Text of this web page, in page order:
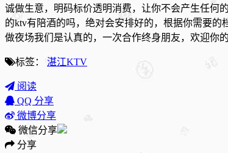
诚做生意，明码标价透明消费，让你不会产生任何
的ktv有陪酒的吗，绝对会安排好的，根据你需要
做夜场我们是认真的，一次合作终身朋友，欢迎你的
标签： 湛江KTV
阅读
QQ 分享
微博分享
微信分享
分享